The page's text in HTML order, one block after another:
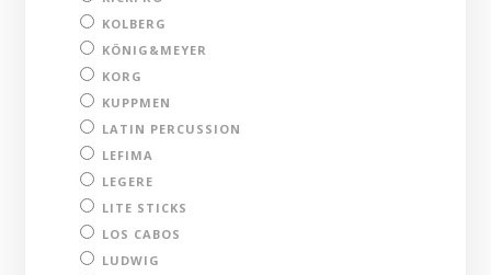
KOLBERG
KÖNIG&MEYER
KORG
KUPPMEN
LATIN PERCUSSION
LEFIMA
LEGERE
LITE STICKS
LOS CABOS
LUDWIG